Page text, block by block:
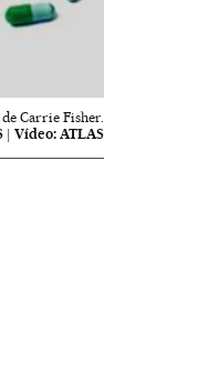
Carrie Fisher.
|Vídeo: ATLAS